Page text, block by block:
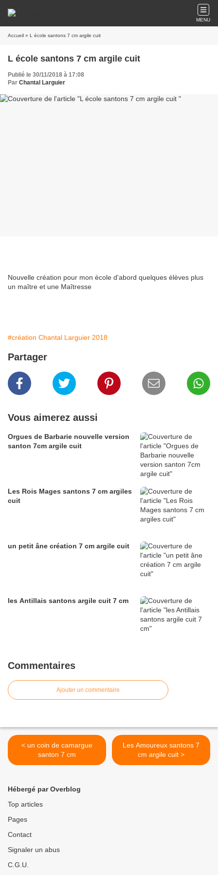
MENU
Accueil » L école santons 7 cm argile cuit
L école santons 7 cm argile cuit
Publié le 30/11/2018 à 17:08
Par Chantal Larguier
Nouvelle création pour mon école d'abord quelques élèves plus
un maître et une Maîtresse
#création Chantal Larguier 2018
Partager
Vous aimerez aussi
Orgues de Barbarie nouvelle version
santon 7cm argile cuit
Les Rois Mages santons 7 cm argiles
cuit
un petit âne création 7 cm argile cuit
les Antillais santons argile cuit 7 cm
Commentaires
Ajouter un commentaire
< un coin de camargue
santon 7 cm
Les Amoureux santons 7
cm argile cuit >
Hébergé par Overblog
Top articles
Pages
Contact
Signaler un abus
C.G.U.